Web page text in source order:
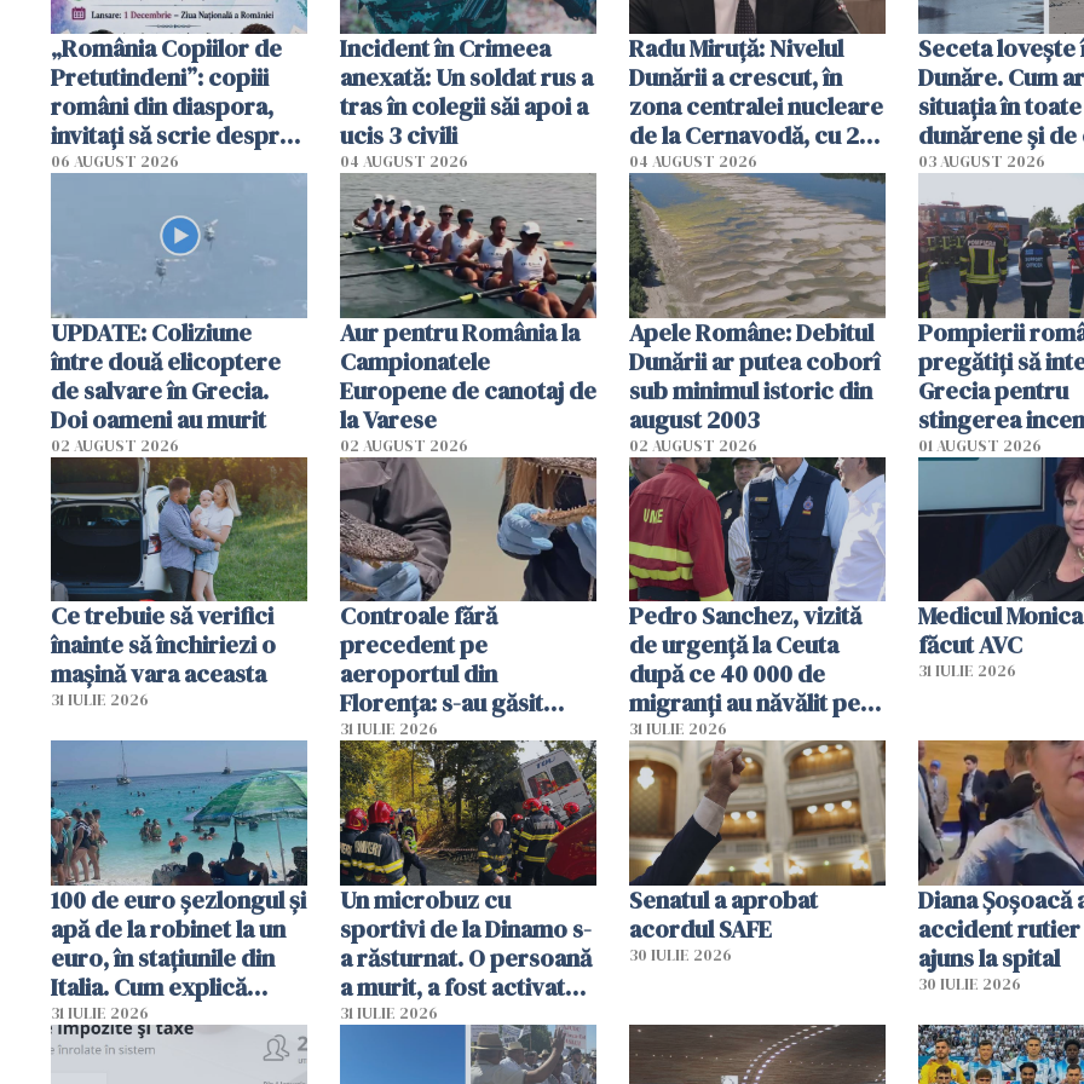
„România Copiilor de
Pretutindeni”: copiii
români din diaspora,
invitați să scrie despre
România într-un volum
06 AUGUST 2026
Incident în Crimeea
anexată: Un soldat rus a
tras în colegii săi apoi a
ucis 3 civili
04 AUGUST 2026
Radu Miruţă: Nivelul
Dunării a crescut, în
zona centralei nucleare
de la Cernavodă, cu 2
cm faţă de ziua trecută
04 AUGUST 2026
Seceta
Dunăre. Cum
situația în
dunărene și de
România
efectele, deși a
în iulie
03 AUGUST 2026
UPDATE: Coliziune
între două elicoptere
de salvare în Grecia.
Doi oameni au murit
02 AUGUST 2026
Aur pentru România la
Campionatele
Europene de canotaj de
la Varese
02 AUGUST 2026
Apele Române: Debitul
Dunării ar putea coborî
sub minimul istoric din
august 2003
02 AUGUST 2026
Pompierii
pregătiţi să
Grecia pentru
stingerea
01 AUGUST 2026
Ce trebuie să verifici
înainte să închiriezi o
mașină vara aceasta
31 IULIE 2026
Controale fără
precedent pe
aeroportul din
Florența: s-au găsit
capete de aligator și o
sumă imensă de bani
31 IULIE 2026
Pedro Sanchez, vizită
de urgență la Ceuta
după ce 40 000 de
migranți au năvălit pe
teritoriul spaniol: „Vom
mobiliza toate
resursele"
31 IULIE 2026
Medicul
făcut AVC
31 IULIE 2026
100 de euro șezlongul și
apă de la robinet la un
euro, în stațiunile din
Italia. Cum explică
autoritățile
31 IULIE 2026
Un microbuz cu
sportivi de la Dinamo s-
a răsturnat. O persoană
a murit, a fost activat
planul roșu de
31 IULIE 2026
Senatul a aprobat
acordul SAFE
30 IULIE 2026
Diana Șoșoacă
accident rutier
ajuns la spital
30 IULIE 2026